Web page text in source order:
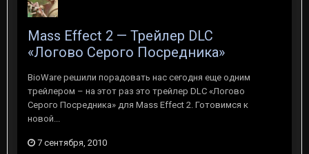
Mass Effect 2 — Трейлер DLC
«Логово Серого Посредника»
BioWare решили порадовать нас сегодня еще одним
трейлером – на этот раз это трейлер DLC «Логово
Серого Посредника» для Mass Effect 2. Готовимся к
новой...
7 сентября, 2010